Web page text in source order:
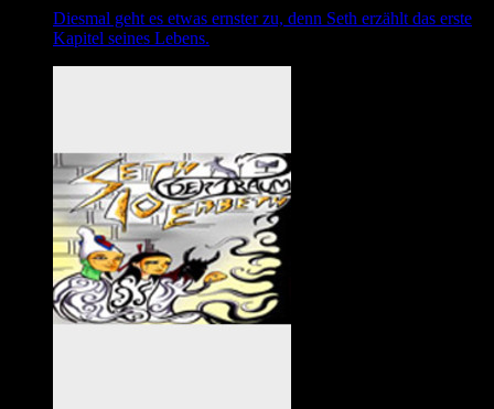
Diesmal geht es etwas ernster zu, denn Seth erzählt das erste
Kapitel seines Lebens.